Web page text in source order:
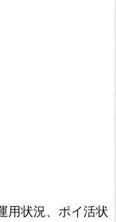
用状況、ポイ活状